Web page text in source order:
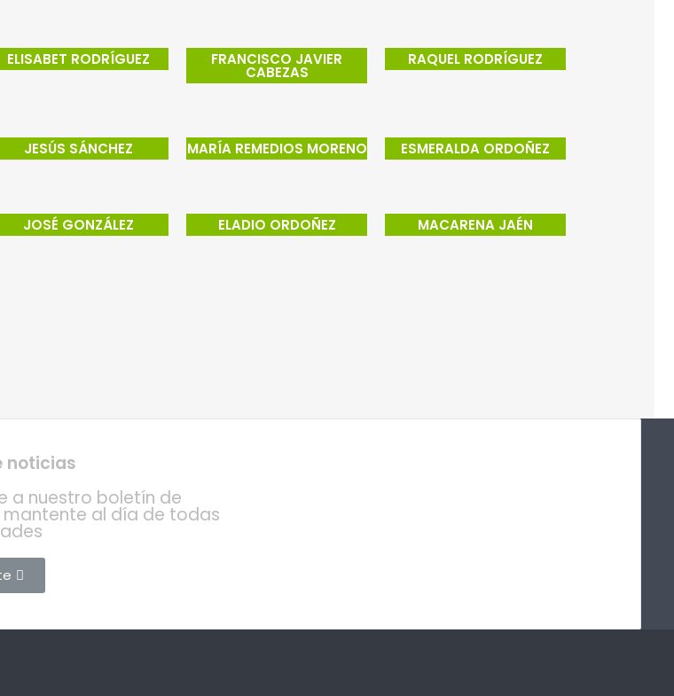
ELISABET RODRÍGUEZ FRANCISCO JAVIER
CABEZAS
RAQUEL RODRÍGUEZ
JESÚS SÁNCHEZ MARÍA REMEDIOS MORENO ESMERALDA ORDOÑEZ
JOSÉ GONZÁLEZ ELADIO ORDOÑEZ MACARENA JAÉN
noticias
a nuestro boletín de
al día de todas